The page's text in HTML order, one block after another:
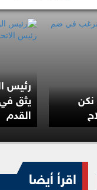
رئيس
يثق
القدم
اقرأ أيضا